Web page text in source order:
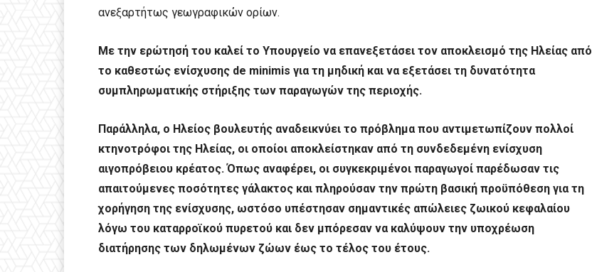
ανεξαρτήτως γεωγραφικών ορίων.
Με την ερώτησή του καλεί το Υπουργείο να επανεξετάσει τον αποκλεισμό της Ηλείας από
το καθεστώς ενίσχυσης de minimis για τη μηδική και να εξετάσει τη δυνατότητα
συμπληρωματικής στήριξης των παραγωγών της περιοχής.
Παράλληλα, ο Ηλείος βουλευτής αναδεικνύει το πρόβλημα που αντιμετωπίζουν πολλοί
κτηνοτρόφοι της Ηλείας, οι οποίοι αποκλείστηκαν από τη συνδεδεμένη ενίσχυση
αιγοπρόβειου κρέατος. Όπως αναφέρει, οι συγκεκριμένοι παραγωγοί παρέδωσαν τις
απαιτούμενες ποσότητες γάλακτος και πληρούσαν την πρώτη βασική προϋπόθεση για τη
χορήγηση της ενίσχυσης, ωστόσο υπέστησαν σημαντικές απώλειες ζωικού κεφαλαίου
λόγω του καταρροϊκού πυρετού και δεν μπόρεσαν να καλύψουν την υποχρέωση
διατήρησης των δηλωμένων ζώων έως το τέλος του έτους.